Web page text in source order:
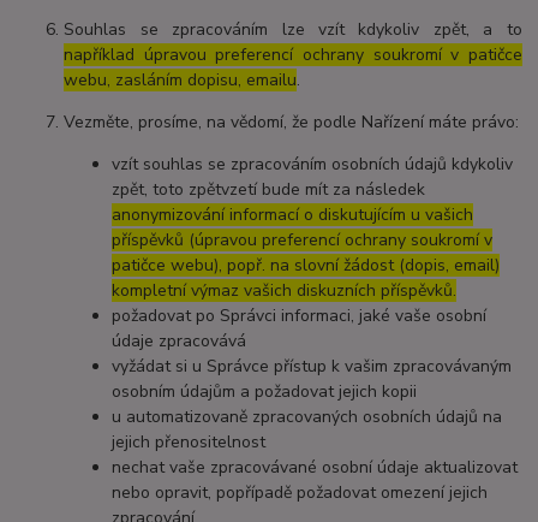
Souhlas se zpracováním lze vzít kdykoliv zpět, a to
například úpravou preferencí ochrany soukromí v patičce
webu, zasláním dopisu, emailu.
Vezměte, prosíme, na vědomí, že podle Nařízení máte právo:
vzít souhlas se zpracováním osobních údajů kdykoliv
zpět, toto zpětvzetí bude mít za následek
anonymizování informací o diskutujícím u vašich
příspěvků (úpravou preferencí ochrany soukromí v
patičce webu), popř. na slovní žádost (dopis, email)
kompletní výmaz vašich diskuzních příspěvků.
požadovat po Správci informaci, jaké vaše osobní
údaje zpracovává
vyžádat si u Správce přístup k vašim zpracovávaným
osobním údajům a požadovat jejich kopii
u automatizovaně zpracovaných osobních údajů na
jejich přenositelnost
nechat vaše zpracovávané osobní údaje aktualizovat
nebo opravit, popřípadě požadovat omezení jejich